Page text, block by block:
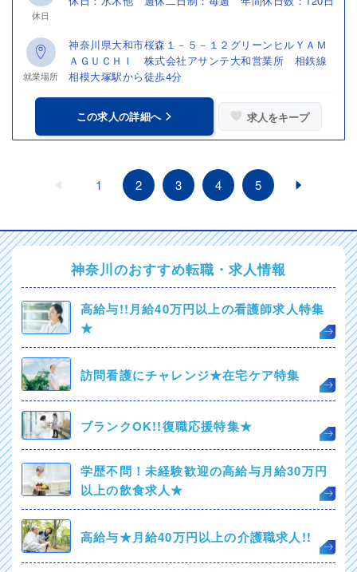
休日
就業場所
神奈川県大和市桜森１－５－１２グリーンヒルＹＡＭ
ＡＧＵＣＨＩ 株式会社アサンテ大和営業所 相鉄線
相模大塚駅から徒歩4分
この求人の詳細へ 求人をキープ
1 2 3 4 5
神奈川のおすすめ転職・求人情報
高給与!!月給40万円以上の看護師求人特集
★
訪問看護にチャレンジ★在宅ケア特集
ブランクOK!!復職応援特集★
学歴不問！未経験歓迎の高給与月給30万円
以上の飲食求人★
高給与★月給40万円以上の介護職求人!!